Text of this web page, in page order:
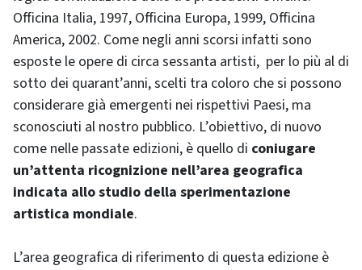
Officina Italia, 1997, Officina Europa, 1999, Officina
America, 2002. Come negli anni scorsi infatti sono
esposte le opere di circa sessanta artisti, per lo più al di
sotto dei quarant’anni, scelti tra coloro che si possono
considerare già emergenti nei rispettivi Paesi, ma
sconosciuti al nostro pubblico. L’obiettivo, di nuovo
come nelle passate edizioni, è quello di coniugare
un’attenta ricognizione nell’area geografica
indicata allo studio della sperimentazione
artistica mondiale.
L’area geografica di riferimento di questa edizione è